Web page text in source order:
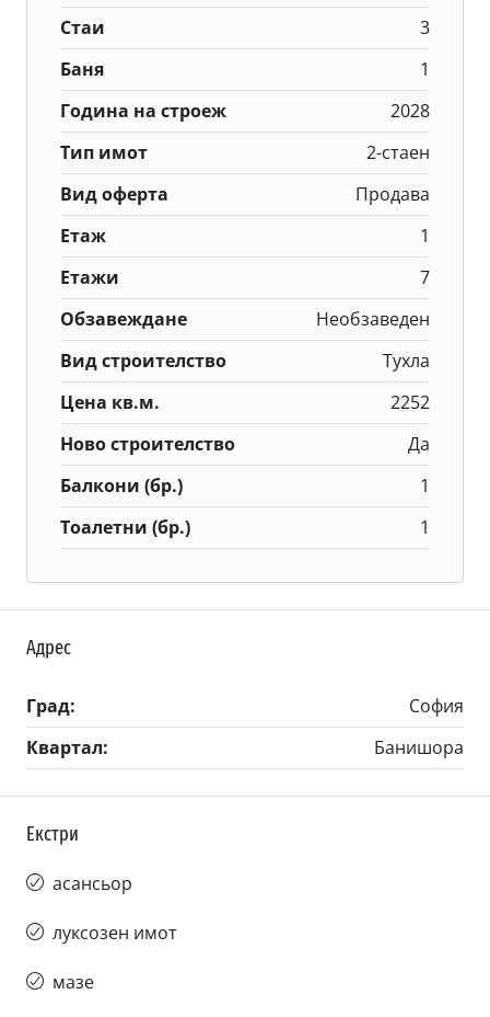
Стаи
3
Баня
1
Година на строеж
2028
Тип имот
2-стаен
Вид оферта
Продава
Етаж
1
Етажи
7
Обзавеждане
Необзаведен
Вид строителство
Тухла
Цена кв.м.
2252
Ново строителство
Да
Балкони (бр.)
1
Тоалетни (бр.)
1
Адрес
Град:
София
Квартал:
Банишора
Екстри
асансьор
луксозен имот
мазе